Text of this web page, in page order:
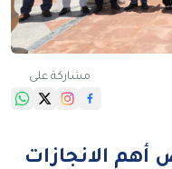
مشاركة على
الانجازات